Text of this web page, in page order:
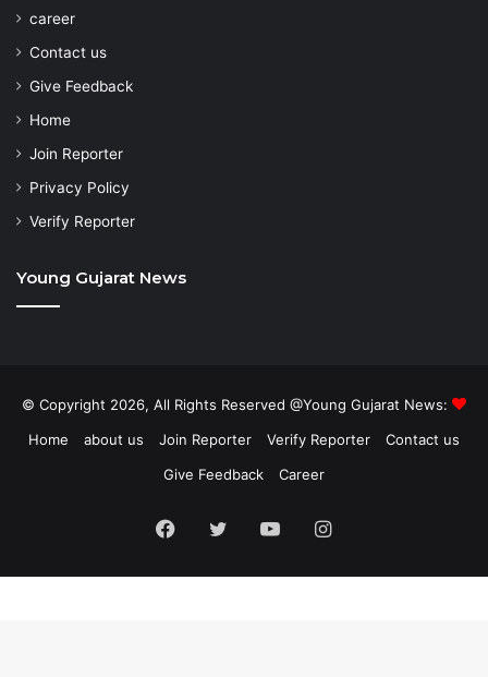
career
Contact us
Give Feedback
Home
Join Reporter
Privacy Policy
Verify Reporter
Young Gujarat News
© Copyright 2026, All Rights Reserved @Young Gujarat News:
Home
about us Join Reporter Verify Reporter
Contact us
Give Feedback
Career
Facebook
TwitterYouTubeInstagram